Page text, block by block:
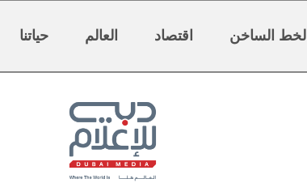
الخط الساخن اقتصاد العالم حياتنا